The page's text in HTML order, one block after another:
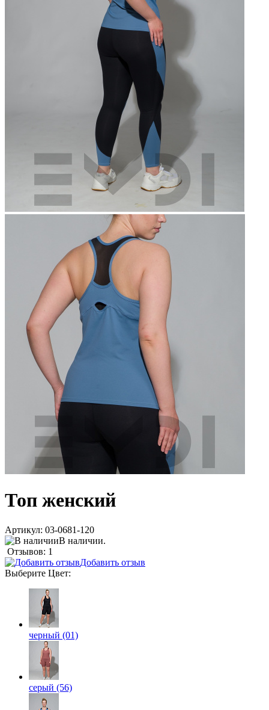
Топ женский
Артикул: 03-0681-120
В наличии.
Отзывов: 1
Добавить отзыв
Выберите Цвет:
черный (01)
серый (56)